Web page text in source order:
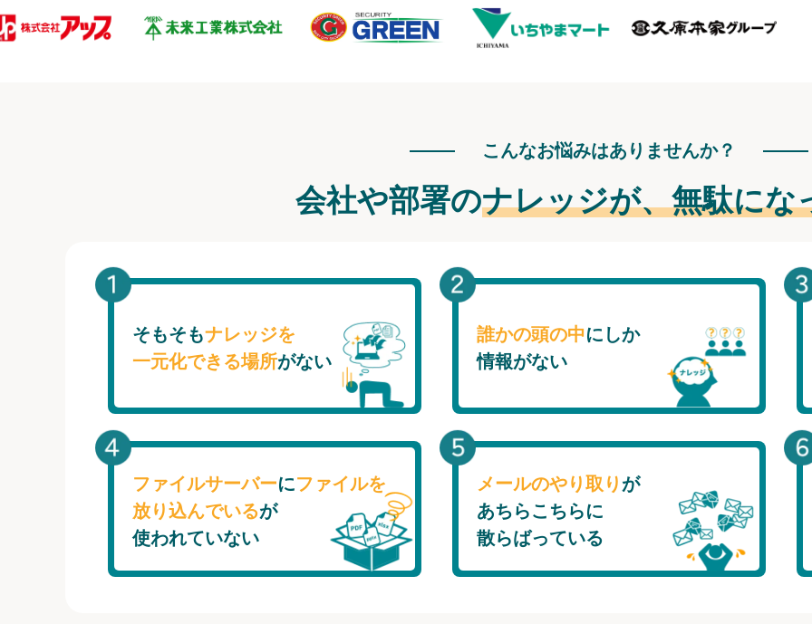
こんなお悩みはありませんか？
会社や部署のナレッジが、無駄にな
そもそもナレッジを
一元化できる場所がない
誰かの頭の中にしか
情報がない
ファイルサーバーにファイルを
放り込んでいるが
使われていない
メールのやり取り が
あちらこちらに
散らばっている